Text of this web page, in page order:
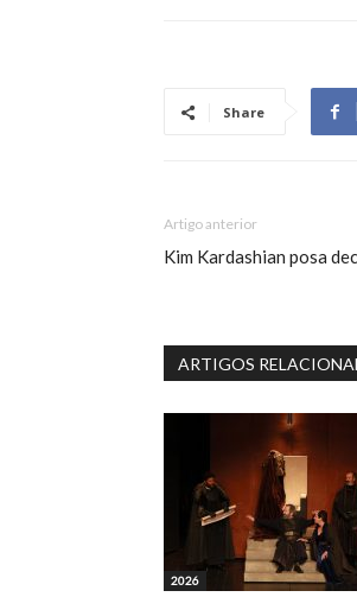
Share
Artigo anterior
Kim Kardashian posa
ARTIGOS
2026